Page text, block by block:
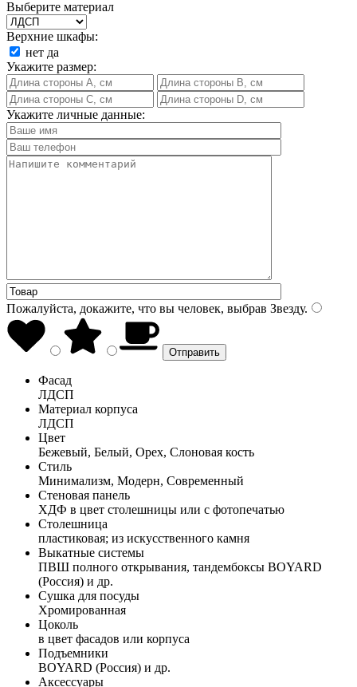
Выберите материал
Верхние шкафы:
нет да
Укажите размер:
Укажите личные данные:
Пожалуйста, докажите, что вы человек, выбрав Звезду.
Фасад
ЛДСП
Материал корпуса
ЛДСП
Цвет
Бежевый, Белый, Орех, Слоновая кость
Стиль
Минимализм, Модерн, Современный
Стеновая панель
ХДФ в цвет столешницы или с фотопечатью
Столешница
пластиковая; из искусственного камня
Выкатные системы
ПВШ полного открывания, тандембоксы BOYARD
(Россия) и др.
Сушка для посуды
Хромированная
Цоколь
в цвет фасадов или корпуса
Подъемники
BOYARD (Россия) и др.
Аксессуары